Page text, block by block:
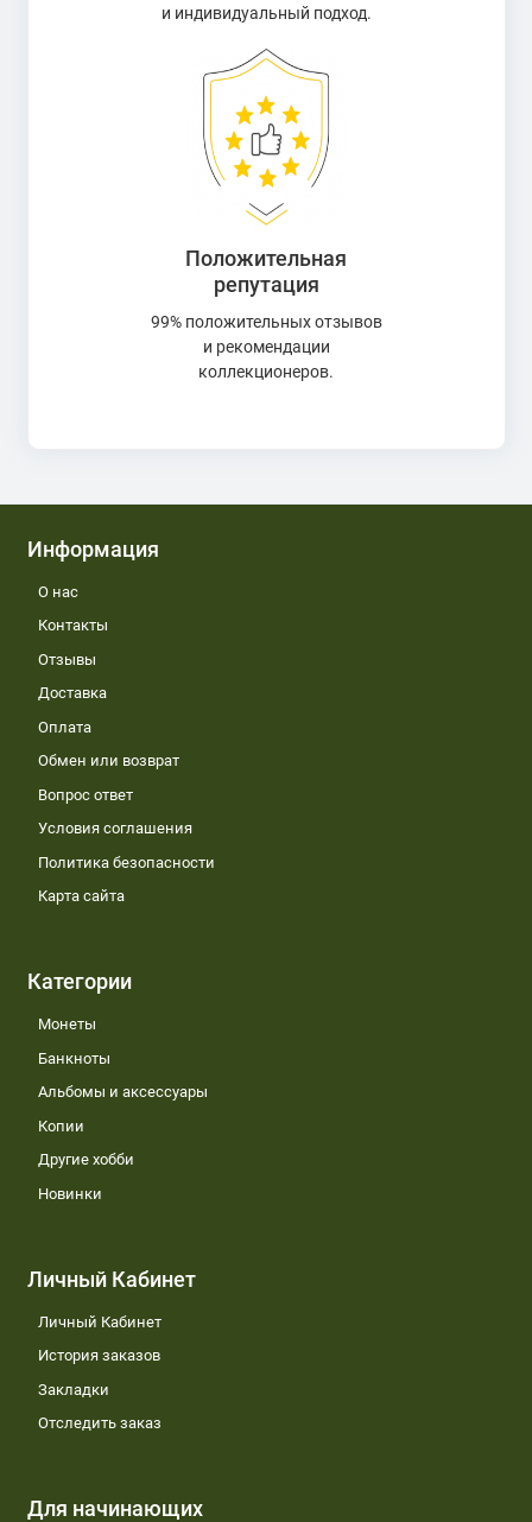
и индивидуальный подход.
Положительная
репутация
99% положительных отзывов
и рекомендации
коллекционеров.
Информация
О нас
Контакты
Отзывы
Доставка
Оплата
Обмен или возврат
Вопрос ответ
Условия соглашения
Политика безопасности
Карта сайта
Категории
Монеты
Банкноты
Альбомы и аксессуары
Копии
Другие хобби
Новинки
Личный Кабинет
Личный Кабинет
История заказов
Закладки
Отследить заказ
Для начинающих